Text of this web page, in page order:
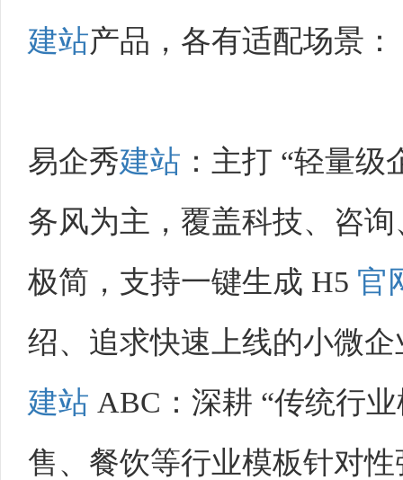
建站产品，各有适配场景：
易企秀建站 ：主打 “轻量
务风为主，覆盖科技、咨
极简，支持一键生成 H5 官
绍、追求快速上线的小微企
建站 ABC ：深耕 “传统行
售、餐饮等行业模板针对